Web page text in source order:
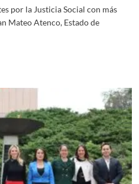
por la Justicia Social con más
Mateo Atenco, Estado de